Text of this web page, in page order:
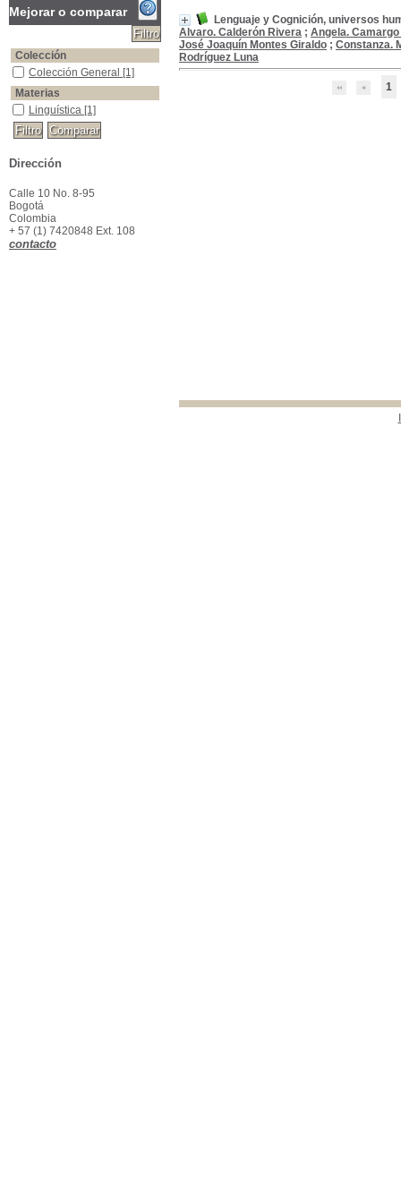
Lenguaje y Cognición, universos
Alvaro. Calderón Rivera ; Angela.
José Joaquín Montes Giraldo ; Constanza.
Rodríguez Luna
1
Mejorar o comparar
Colección
Colección General
Colección General [1]
Materias
Linguística
Linguística [1]
Dirección
Calle 10 No. 8-95
Bogotá
Colombia
+ 57 (1) 7420848 Ext. 108
contacto